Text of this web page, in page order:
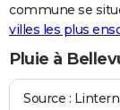
commune se
villes les plus
Pluie à
Source :